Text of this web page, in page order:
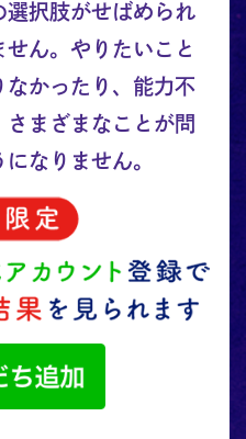
択肢がせばめられ
ん。やりたいこと
なかったり、能力不
まざまなことが問
なりません。